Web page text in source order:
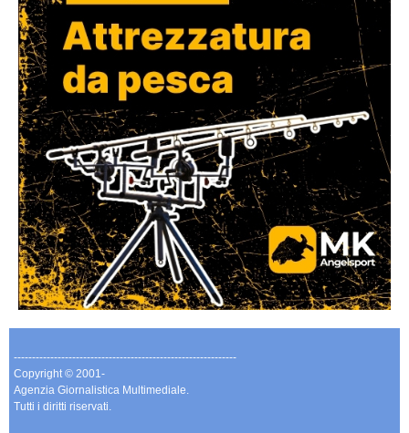
-------------------------------------------------------------
Copyright © 2001-
Agenzia Giornalistica Multimediale.
Tutti i diritti riservati.